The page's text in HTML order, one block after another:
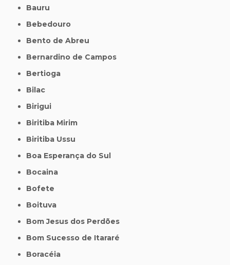
Bauru
Bebedouro
Bento de Abreu
Bernardino de Campos
Bertioga
Bilac
Birigui
Biritiba Mirim
Biritiba Ussu
Boa Esperança do Sul
Bocaina
Bofete
Boituva
Bom Jesus dos Perdões
Bom Sucesso de Itararé
Boracéia